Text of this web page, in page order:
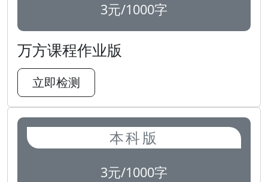
3元/1000字
万方课程作业版
立即检测
本科版
3元/1000字